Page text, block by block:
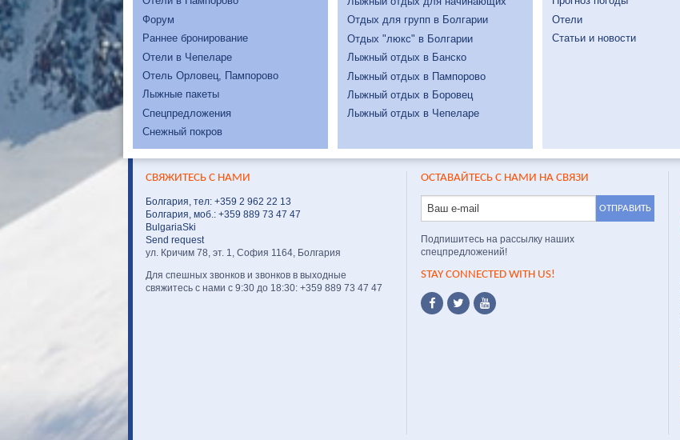
Форум
Раннее бронирование
Отели в Чепеларе
Отель Орловец, Пампорово
Лыжные пакеты
Спецпредложения
Снежный покров
Отдых для групп в Болгарии
Отдых "люкс" в Болгарии
Лыжный отдых в Банско
Лыжный отдых в Пампорово
Лыжный отдых в Боровец
Лыжный отдых в Чепеларе
Отели
Статьи и новости
СВЯЖИТЕСЬ С НАМИ
Болгария, тел: +359 2 962 22 13
Болгария, моб.: +359 889 73 47 47
BulgariaSki
Send request
ул. Кричим 78, эт. 1, София 1164, Болгария
Для спешных звонков и звонков в выходные
свяжитесь с нами с 9:30 до 18:30: +359 889 73 47 47
ОСТАВАЙТЕСЬ С НАМИ НА СВЯЗИ
Подпишитесь на рассылку наших
спецпредложений!
STAY CONNECTED WITH US!